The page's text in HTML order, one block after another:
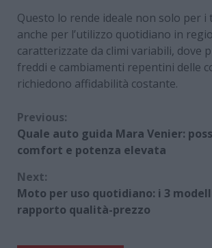
Questo lo rende ideale non solo per i
anche per l’utilizzo quotidiano in
caratterizzate da climi variabili, dove
freddi e cambiamenti repentini delle
richiedono affidabilità costante.
Continue
Reading
Previous:
Quale auto guida Mara Venier:
comfort e potenza elevata
Next:
Moto per uso quotidiano: i 3
rapporto qualità-prezzo